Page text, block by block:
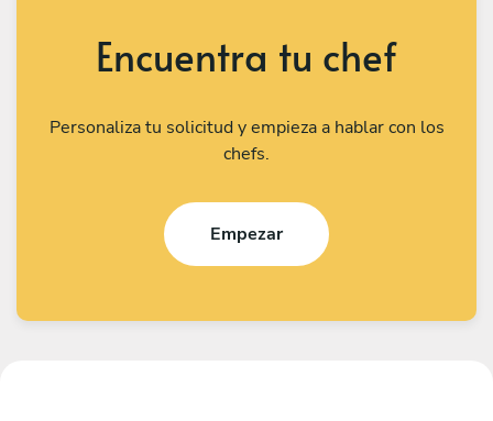
Encuentra tu chef
Personaliza tu solicitud y empieza a hablar con los
chefs.
Empezar